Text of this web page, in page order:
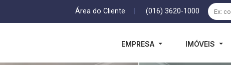
Área do Cliente (016) 3620-1000
EMPRESA IMÓVEIS